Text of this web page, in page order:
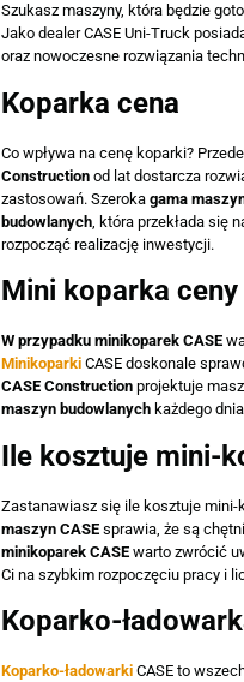
Szukasz maszyny, która będzie
Jako dealer CASE Uni-Truck
oraz nowoczesne rozwiązania
Koparka cena
Co wpływa na cenę koparki?
Construction od lat dostarcza
zastosowań. Szeroka gama
budowlanych , która przekłada
rozpocząć realizację inwestycji.
Mini koparka ceny
W przypadku minikoparek CASE
Minikoparki CASE doskonale
CASE Construction projektuje
maszyn budowlanych każdego
Ile kosztuje mini-
Zastanawiasz się ile kosztuje mini-
maszyn CASE sprawia, że są
minikoparek CASE warto zwrócić
Ci na szybkim rozpoczęciu pracy i
Koparko-
Koparko-ładowarki CASE to